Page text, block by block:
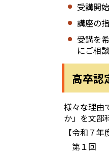
受講開
講座の
受講を
にご相
高卒認
様々な理由
か」を文部
【令和７
第１回